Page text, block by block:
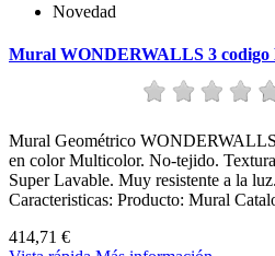
Novedad
Mural WONDERWALLS 3 codigo
Mural Geométrico
en color Multicolor. No-tejido.
Super Lavable. Muy resistente a la
Caracteristicas: Producto: Mural
414,71 €